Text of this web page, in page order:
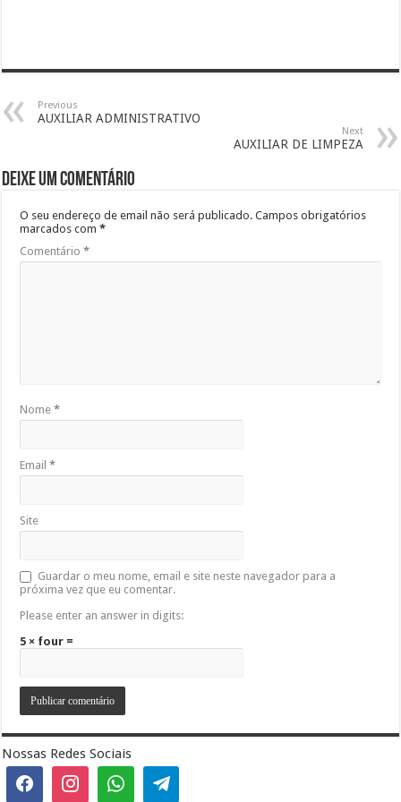
Previous
AUXILIAR ADMINISTRATIVO
Next
AUXILIAR DE LIMPEZA
Deixe um comentário
O seu endereço de email não será publicado. Campos obrigatórios
marcados com*
Comentário*
Nome*
Email*
Site
Guardar o meu nome, email e site neste navegador para a
próxima vez que eu comentar.
Please enter an answer in digits:
5 × four =
Nossas Redes Sociais